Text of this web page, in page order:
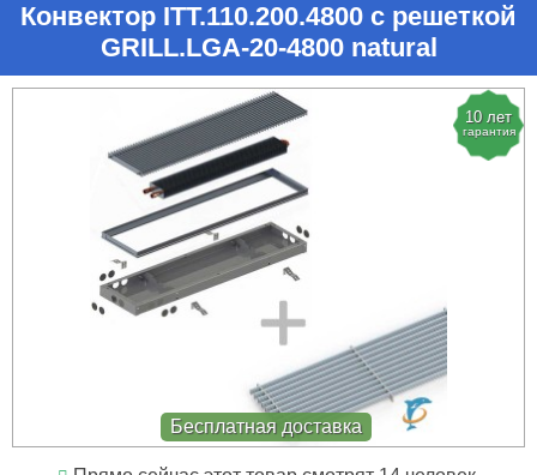
Конвектор ITT.110.200.4800 с решеткой
GRILL.LGA-20-4800 natural
10 лет
гарантия
Бесплатная доставка